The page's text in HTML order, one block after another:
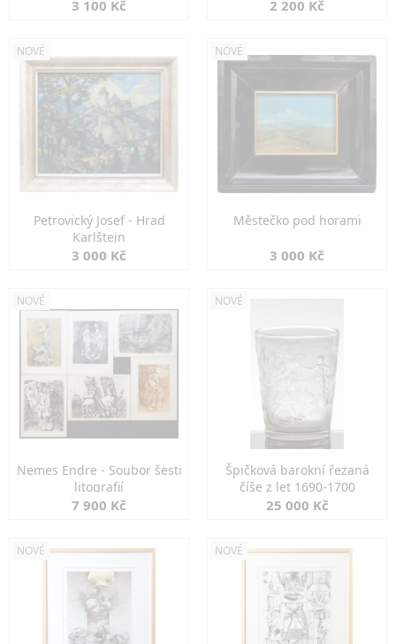
3 100 Kč 2 200 Kč
NOVÉ
Petrovický Josef - Hrad
Karlštejn
3 000 Kč
NOVÉ
Městečko pod horami
3 000 Kč
NOVÉ
Nemes Endre - Soubor šesti
litografií
7 900 Kč
NOVÉ
Špičková barokní řezaná
číše z let 1690-1700
25 000 Kč
NOVÉ NOVÉ